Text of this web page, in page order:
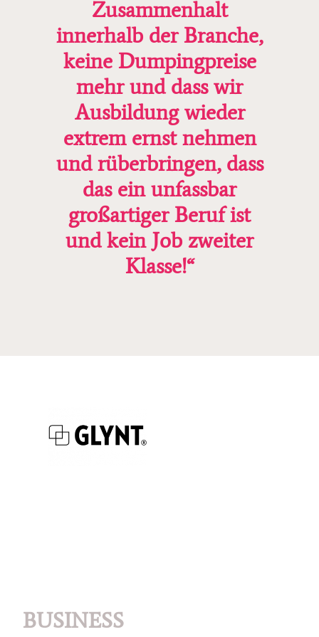
Zusammenhalt
innerhalb der Branche,
keine Dumpingpreise
mehr und dass wir
Ausbildung wieder
extrem ernst nehmen
und rüberbringen, dass
das ein unfassbar
großartiger Beruf ist
und kein Job zweiter
Klasse!“
BUSINESS